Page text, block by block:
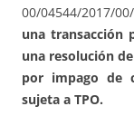
00/04544/2017/
una transacción
una resolución
por impago de
sujeta a TPO.